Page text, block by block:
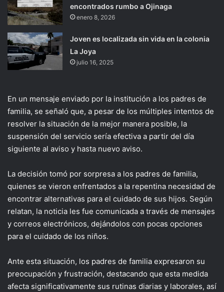
encontrados rumbo a Ojinaga
enero 8, 2026
Joven es localizada sin vida en la colonia
La Joya
julio 16, 2025
En un mensaje enviado por la institución a los padres de
familia, se señaló que, a pesar de los múltiples intentos de
resolver la situación de la mejor manera posible, la
suspensión del servicio sería efectiva a partir del día
siguiente al aviso y hasta nuevo aviso.
La decisión tomó por sorpresa a los padres de familia,
quienes se vieron enfrentados a la repentina necesidad de
encontrar alternativas para el cuidado de sus hijos. Según
relatan, la noticia les fue comunicada a través de mensajes
y correos electrónicos, dejándolos con pocas opciones
para el cuidado de los niños.
Ante esta situación, los padres de familia expresaron su
preocupación y frustración, destacando que esta medida
afecta significativamente sus rutinas diarias y laborales, así